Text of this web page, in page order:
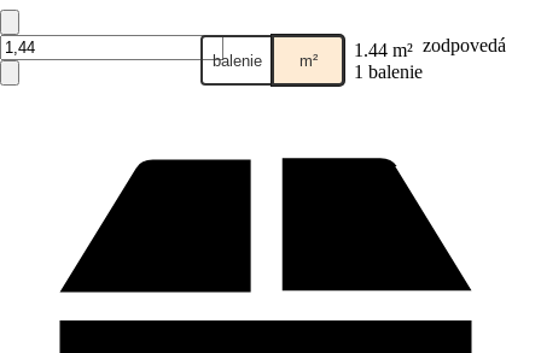
balenie m² 1.44 m² zodpovedá
1 balenie